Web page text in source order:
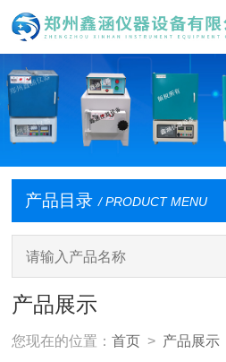
产品目录 / PRODUCT MENU
产品展示
您现在的位置：首页 > 产品展示